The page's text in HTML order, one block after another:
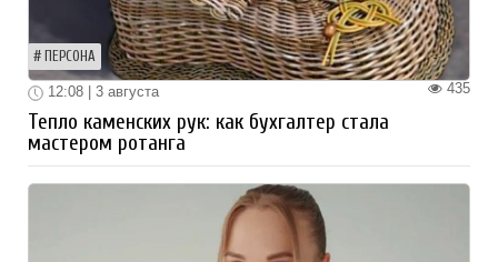
ПЕРСОНА
435
12:08 | 3 августа
Тепло каменских рук: как бухгалтер стала
мастером ротанга